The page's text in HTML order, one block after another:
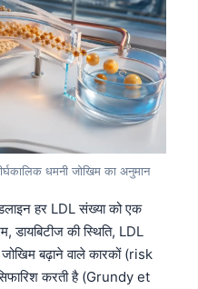
धमनी जोखिम का अनुमान
हर LDL संख्या को एक
की स्थिति, LDL
जोखिम बढ़ाने वाले कारकों (risk
करती है (Grundy et